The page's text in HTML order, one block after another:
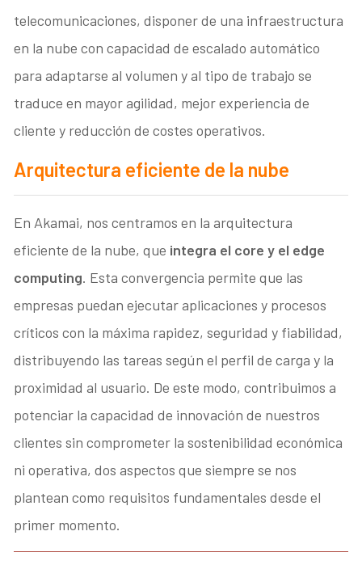
telecomunicaciones, disponer de una infraestructura
en la nube con capacidad de escalado automático
para adaptarse al volumen y al tipo de trabajo se
traduce en mayor agilidad, mejor experiencia de
cliente y reducción de costes operativos.
Arquitectura eficiente de la nube
En Akamai, nos centramos en la arquitectura
eficiente de la nube, que integra el core y el edge
computing. Esta convergencia permite que las
empresas puedan ejecutar aplicaciones y procesos
críticos con la máxima rapidez, seguridad y fiabilidad,
distribuyendo las tareas según el perfil de carga y la
proximidad al usuario. De este modo, contribuimos a
potenciar la capacidad de innovación de nuestros
clientes sin comprometer la sostenibilidad económica
ni operativa, dos aspectos que siempre se nos
plantean como requisitos fundamentales desde el
primer momento.